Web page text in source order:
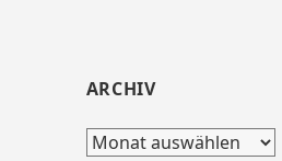
ARCHIV
Archiv